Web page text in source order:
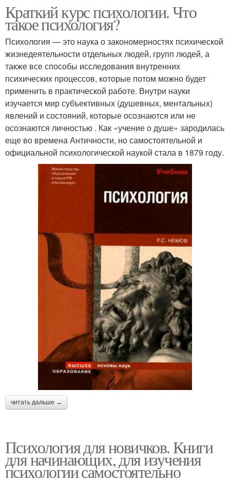
Краткий курс психологии. Что
такое психология?
Психология — это наука о закономерностях психической
жизнедеятельности отдельных людей, групп людей, а
также все способы исследования внутренних
психических процессов, которые потом можно будет
применить в практической работе. Внутри науки
изучается мир субъективных (душевных, ментальных)
явлений и состояний, которые осознаются или не
осознаются личностью . Как «учение о душе» зародилась
еще во времена Античности, но самостоятельной и
официальной психологической наукой стала в 1879 году.
читать дальше →
Психология для новичков. Книги
для начинающих, для изучения
психологии самостоятельно